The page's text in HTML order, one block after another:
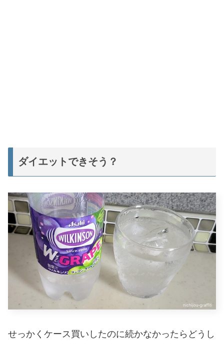
ダイエットできそう？
せっかくケース買いしたのに続かなかったらどうし